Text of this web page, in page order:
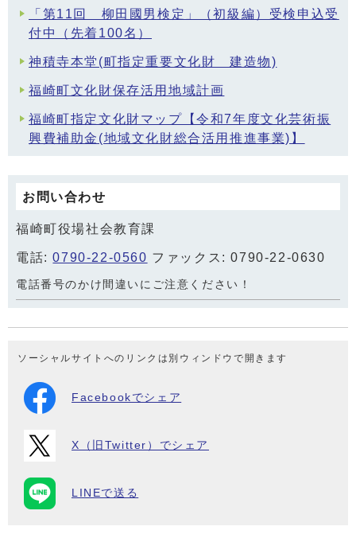
「第11回 柳田國男検定」（初級編）受検申込受
付中（先着100名）
神積寺本堂(町指定重要文化財 建造物)
福崎町文化財保存活用地域計画
福崎町指定文化財マップ【令和7年度文化芸術振
興費補助金(地域文化財総合活用推進事業)】
お問い合わせ
福崎町役場社会教育課
電話:0790-22-0560 ファックス: 0790-22-0630
電話番号のかけ間違いにご注意ください！
ソーシャルサイトへのリンクは別ウィンドウで開きます
Facebookでシェア
X（旧Twitter）でシェア
LINEで送る